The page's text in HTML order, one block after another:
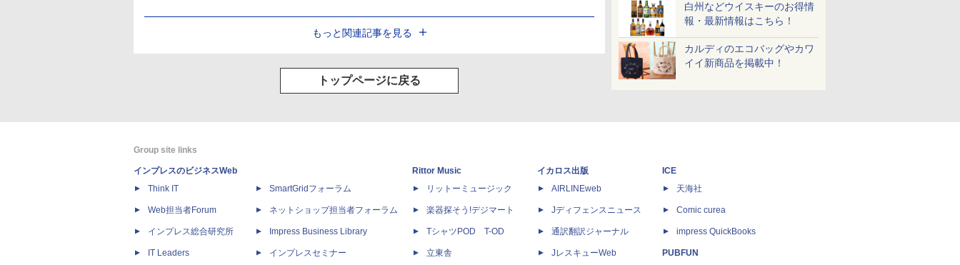
白州などウイスキーのお得情
報・最新情報はこちら！
カルディのエコバッグやカワ
イイ新商品を掲載中！
もっと関連記事を見る
トップページに戻る
Group site links
インプレスのビジネスWeb
Think IT
Web担当者Forum
インプレス総合研究所
IT Leaders
SmartGridフォーラム
ネットショップ担当者フォーラム
Impress Business Library
インプレスセミナー
Rittor Music
リットーミュージック
楽器探そう!デジマート
TシャツPOD T-OD
立東舎
イカロス出版
AIRLINEweb
Jディフェンスニュース
通訳翻訳ジャーナル
JレスキューWeb
ICE
天海社
Comic curea
impress QuickBooks
PUBFUN